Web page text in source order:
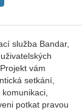
služba Bandar,
vám
setkání,
potkat pravou